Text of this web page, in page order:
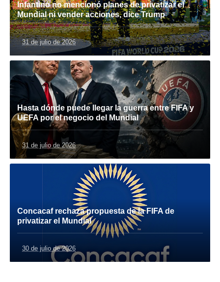
Infantino no mencionó planes de privatizar el
Mundial ni vender acciones, dice Trump
31 de julio de 2026
Hasta dónde puede llegar la guerra entre FIFA y
UEFA por el negocio del Mundial
31 de julio de 2026
Concacaf rechaza propuesta de la FIFA de
privatizar el Mundial
30 de julio de 2026